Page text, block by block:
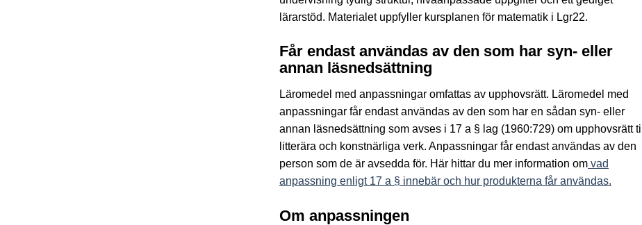
lärarstöd. Materialet uppfyller kursplanen för matematik i Lgr22.
Får endast användas av den som har syn- eller
annan läsnedsättning
Läromedel med anpassningar omfattas av upphovsrätt. Läromedel med
anpassningar får endast användas av den som har en sådan syn- eller
annan läsnedsättning som avses i 17 a § lag (1960:729) om upphovsrätt till
litterära och konstnärliga verk. Anpassningar får endast användas av den
person som de är avsedda för. Här hittar du mer information omvad
anpassning enligt 17 a § innebär och hur produkterna får användas.
Om anpassningen